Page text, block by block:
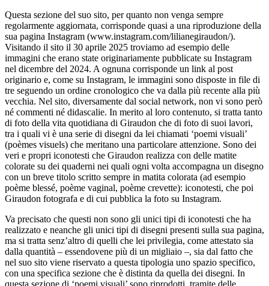
Questa sezione del suo sito, per quanto non venga sempre
regolarmente aggiornata, corrisponde quasi a una riproduzione della
sua pagina Instagram (www.instagram.com/lilianegiraudon/).
Visitando il sito il 30 aprile 2025 troviamo ad esempio delle
immagini che erano state originariamente pubblicate su Instagram
nel dicembre del 2024. A ognuna corrisponde un link al post
originario e, come su Instagram, le immagini sono disposte in file di
tre seguendo un ordine cronologico che va dalla più recente alla più
vecchia. Nel sito, diversamente dal social network, non vi sono però
né commenti né didascalie. In merito al loro contenuto, si tratta tanto
di foto della vita quotidiana di Giraudon che di foto di suoi lavori,
tra i quali vi è una serie di disegni da lei chiamati ‘poemi visuali’
(poèmes visuels) che meritano una particolare attenzione. Sono dei
veri e propri iconotesti che Giraudon realizza con delle matite
colorate su dei quaderni nei quali ogni volta accompagna un disegno
con un breve titolo scritto sempre in matita colorata (ad esempio
poème blessé, poème vaginal, poème crevette): iconotesti, che poi
Giraudon fotografa e di cui pubblica la foto su Instagram.
Va precisato che questi non sono gli unici tipi di iconotesti che ha
realizzato e neanche gli unici tipi di disegni presenti sulla sua pagina,
ma si tratta senz’altro di quelli che lei privilegia, come attestato sia
dalla quantità – essendovene più di un migliaio –, sia dal fatto che
nel suo sito viene riservato a questa tipologia uno spazio specifico,
con una specifica sezione che è distinta da quella dei disegni. In
questa sezione di ‘poemi visuali’ sono riprodotti, tramite delle